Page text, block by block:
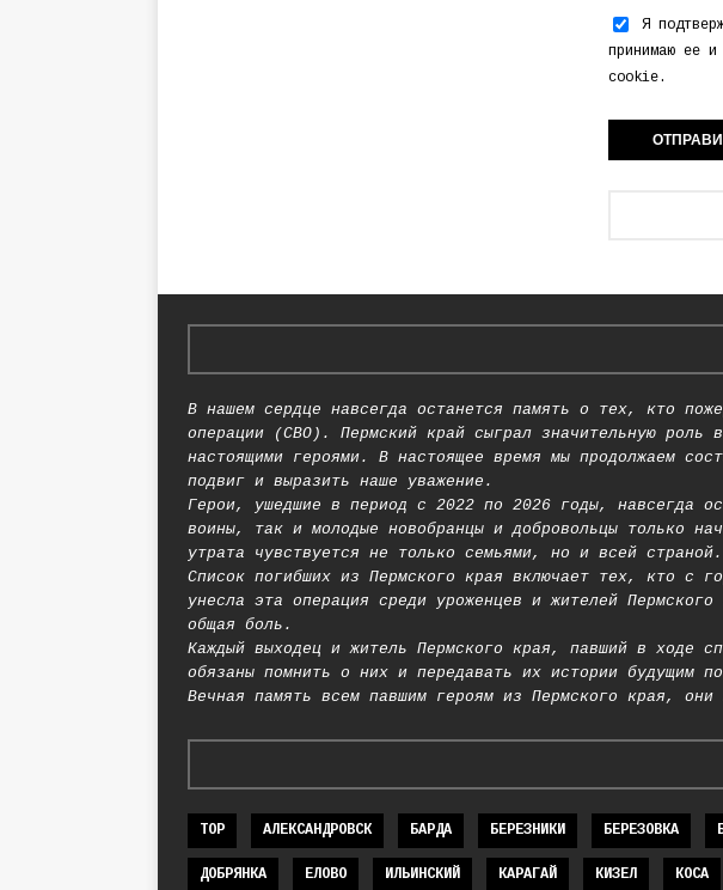
Я
принимаю ее и
cookie.
В нашем сердце навсегда останется память о тех, кто
операции (СВО). Пермский край сыграл значительную роль
настоящими героями. В настоящее время мы продолжаем
подвиг и выразить наше уважение.
Герои, ушедшие в период с 2022 по 2026 годы, навсегда
воины, так и молодые новобранцы и добровольцы только
утрата чувствуется не только семьями, но и всей страной.
Список погибших из Пермского края включает тех, кто с
унесла эта операция среди уроженцев и жителей
общая боль.
Каждый выходец и житель Пермского края, павший в ходе
обязаны помнить о них и передавать их истории будущим
Вечная память всем павшим героям из Пермского края, они
TOP АЛЕКСАНДРОВСК БАРДА БЕРЕЗНИКИ БЕРЕЗОВКА
ДОБРЯНКА ЕЛОВО ИЛЬИНСКИЙ КАРАГАЙ КИЗЕЛ КОСА